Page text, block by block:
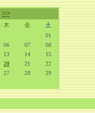
>>
木 金
土
01
06 07
08
13 14
15
20 21
22
27 28
29